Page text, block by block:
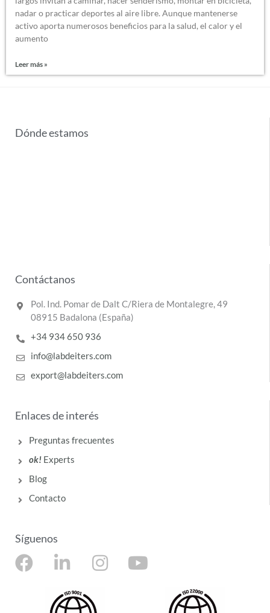
nadar o practicar deportes al aire libre. Aunque mantenerse
activo aporta numerosos beneficios para la salud, el calor y el
aumento
Leer más »
Dónde estamos
Contáctanos
Pol. Ind. Pomar de Dalt C/Riera de Montalegre, 49
08915 Badalona (España)
+34 934 650 936
info@labdeiters.com
export@labdeiters.com
Enlaces de interés
Preguntas frecuentes
ok!Experts
Blog
Contacto
Síguenos
F
L
n
I
Y